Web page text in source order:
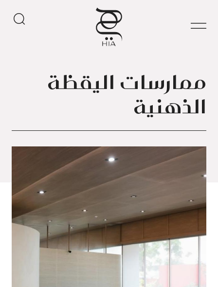
ممارسات اليقظة
الذهنية